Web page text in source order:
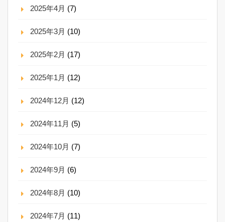
2025年4月 (7)
2025年3月 (10)
2025年2月 (17)
2025年1月 (12)
2024年12月 (12)
2024年11月 (5)
2024年10月 (7)
2024年9月 (6)
2024年8月 (10)
2024年7月 (11)